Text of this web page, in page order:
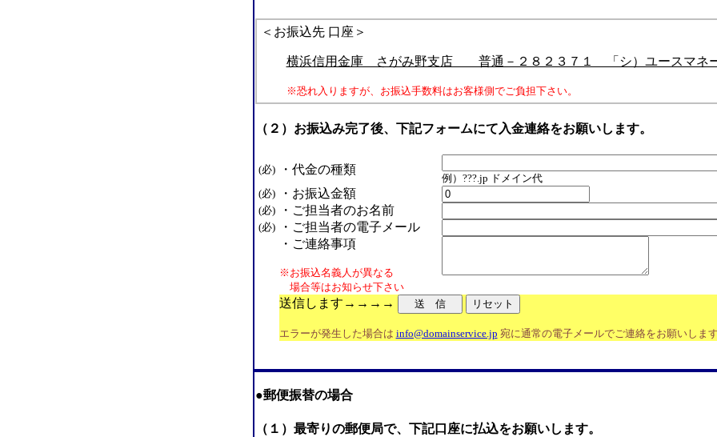
＜お振込先 口座＞
横浜信用金庫 さがみ野支店 普通－２８２３７１ 「シ）ユースマネ
※恐れ入りますが、お振込手数料はお客様側でご負担下さい。
（２）お振込み完了後、下記フォームにて入金連絡をお願いします。
(必) ・代金の種類
例）???.jp ドメイン代
(必)
・お振込金額
(必) ・ご担当者のお名前
(必)
・ご担当者の電子メール
・ご連絡事項
※お振込名義人が異なる
場合等はお知らせ下さい
送信します→→→→
エラーが発生した場合は info@domainservice.jp 宛に通常の電子メールでご連絡をお願いしま
●郵便振替の場合
（１）最寄りの郵便局で、下記口座に払込をお願いします。